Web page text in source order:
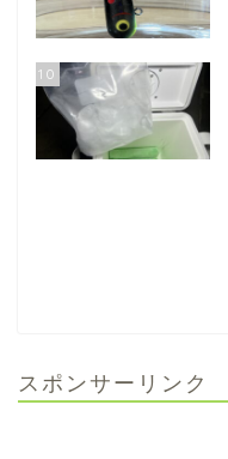
10
スポンサーリンク